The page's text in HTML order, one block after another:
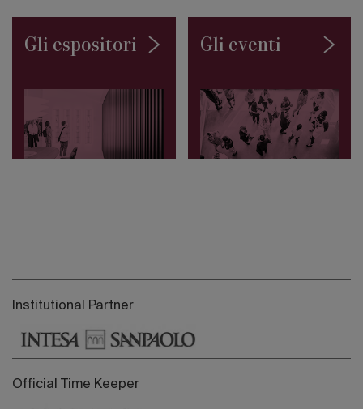
Gli eventi
Gli espositori
Institutional Partner
Official Time Keeper